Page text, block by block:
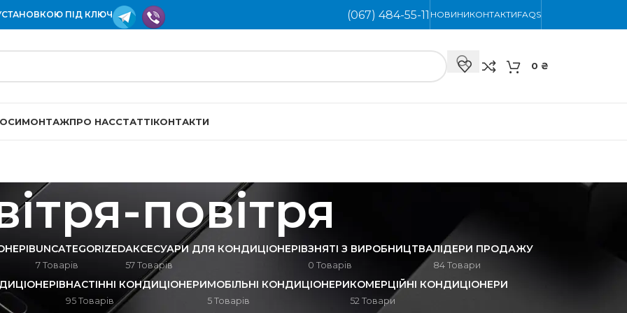
УСТАНОВКОЮ ПІД КЛЮЧ (067) 484-55-11 НОВИНИКОНТАКТИFAQS
0 ₴
МОНТАЖПРО НАССТАТТІКОНТАКТИ
повітря
UNCATEGORIZED
7 Товарів
АКСЕСУАРИ ДЛЯ КОНДИЦІОНЕРІВ
57 Товарів
ЗНЯТІ З ВИРОБНИЦТВА
0 Товарів
ЛІДЕРИ ПРОДАЖУ
84 Товари
НАСТІННІ КОНДИЦІОНЕРИ
95 Товарів
МОБІЛЬНІ КОНДИЦІОНЕРИ
5 Товарів
КОМЕРЦІЙНІ КОНДИЦІОНЕРИ
52 Товари